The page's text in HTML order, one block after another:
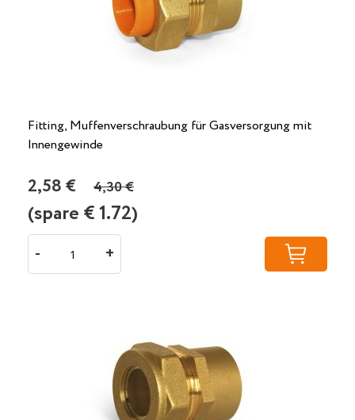
Fitting, Muffenverschraubung für Gasversorgung mit
Innengewinde
2,58 € 4,30 €
(spare €1.72)
- +